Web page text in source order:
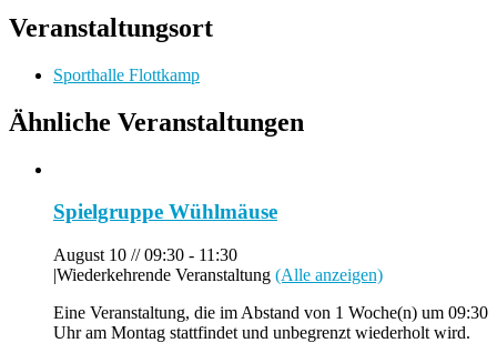
Veranstaltungsort
Sporthalle Flottkamp
Ähnliche Veranstaltungen
Spielgruppe Wühlmäuse
August 10 // 09:30 - 11:30
|Wiederkehrende Veranstaltung (Alle anzeigen)
Eine Veranstaltung, die im Abstand von 1 Woche(n) um 09:30
Uhr am Montag stattfindet und unbegrenzt wiederholt wird.